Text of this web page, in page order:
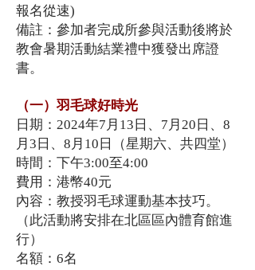
報名從速)
備註：參加者完成所參與活動後將於
教會暑期活動結業禮中獲發出席證
書。
（一）羽毛球好時光
日期：2024年7月13日、7月20日、8
月3日、8月10日（星期六、共四堂）
時間：下午3:00至4:00
費用：港幣40元
內容：教授羽毛球運動基本技巧。
（此活動將安排在北區區內體育館進
行）
名額：6名